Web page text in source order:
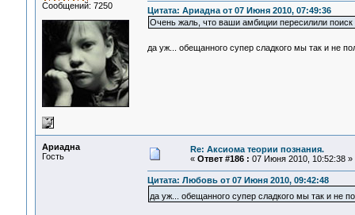
Сообщений: 7250
Цитата: Ариадна от 07 Июня 2010, 07:49:36
Очень жаль, что ваши амбиции пересилили
да уж... обещанного супер сладкого мы так и не
Ариадна
Гость
Re: Аксиома теории познания.
« Ответ #186 : 07 Июня 2010, 10:52:38 »
Цитата: Любовь от 07 Июня 2010, 09:42:48
да уж... обещанного супер сладкого мы так и не